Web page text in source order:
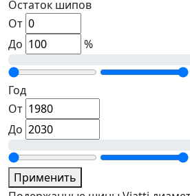
Остаток шипов
От
До
%
Год
От
До
Применить